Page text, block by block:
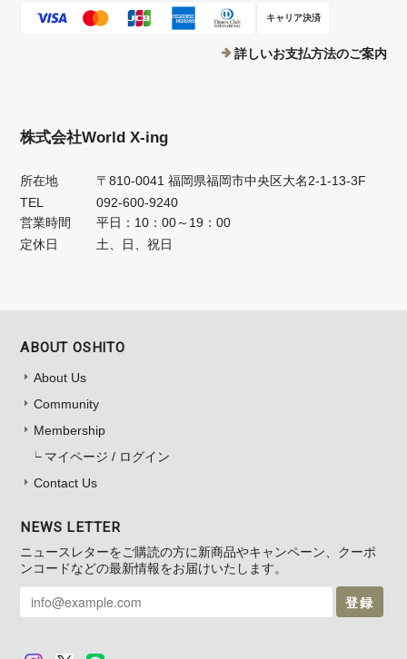
キャリア決済
詳しいお支払方法のご案内
株式会社World X-ing
所在地
〒810-0041 福岡県福岡市中央区大名2-1-13-3F
TEL
092-600-9240
営業時間
平日：10：00～19：00
定休日
土、日、祝日
ABOUT OSHITO
About Us
Community
Membership
マイページ / ログイン
Contact Us
NEWS LETTER
ニュースレターをご購読の方に新商品やキャンペーン、クーポ
ンコードなどの最新情報をお届けいたします。
登録